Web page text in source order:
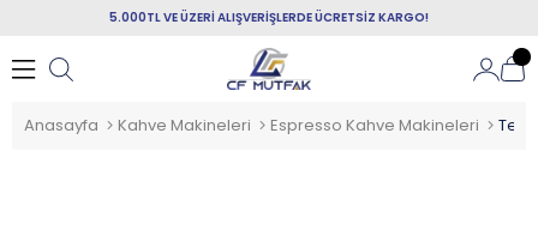
5.000TL VE ÜZERİ ALIŞVERİŞLERDE ÜCRETSİZ KARGO!
Anasayfa Kahve Makineleri Espresso Kahve Makineleri